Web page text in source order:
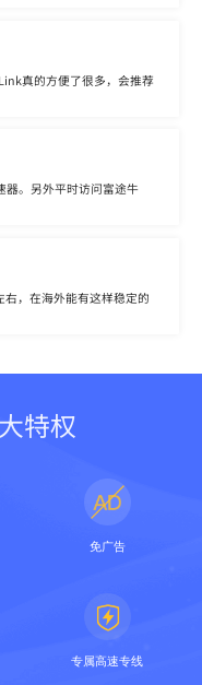
真的方便了很多，会推荐
器。另外平时访问富途牛
，在海外能有这样稳定的
特权
免广告
专属高速专线